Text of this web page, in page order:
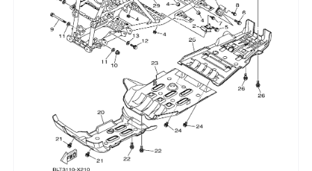
Топливная система
Тормозная система
Трансмиссия
Управление